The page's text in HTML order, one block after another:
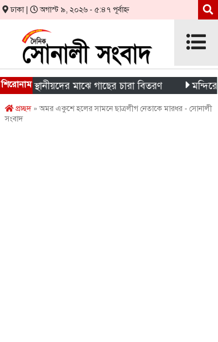
ঢাকা | অগাস্ট ৯, ২০২৬ - ৫:৪৭ পূর্বাহ্ন
শিরোনাম
ও স্থানীয়দের মাঝে গাছের চারা বিতরণ মন্দিরের
প্রচ্ছদ» অমর একুশে হলের সামনে ছাত্রলীগ নেতাকে মারধর - সোনালী
সংবাদ